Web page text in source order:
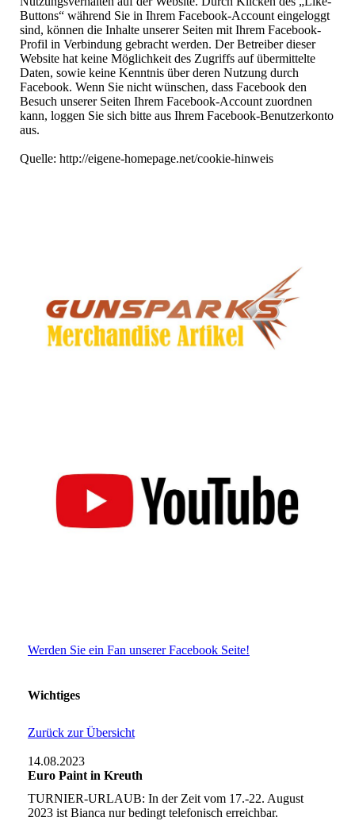
Buttons“ während Sie in Ihrem Facebook-Account eingeloggt
sind, können die Inhalte unserer Seiten mit Ihrem Facebook-
Profil in Verbindung gebracht werden. Der Betreiber dieser
Website hat keine Möglichkeit des Zugriffs auf übermittelte
Daten, sowie keine Kenntnis über deren Nutzung durch
Facebook. Wenn Sie nicht wünschen, dass Facebook den
Besuch unserer Seiten Ihrem Facebook-Account zuordnen
kann, loggen Sie sich bitte aus Ihrem Facebook-Benutzerkonto
aus.
Quelle: http://eigene-homepage.net/cookie-hinweis
Werden Sie ein Fan unserer Facebook Seite!
Wichtiges
Zurück zur Übersicht
14.08.2023
Euro Paint in Kreuth
TURNIER-URLAUB: In der Zeit vom 17.-22. August
2023 ist Bianca nur bedingt telefonisch erreichbar.